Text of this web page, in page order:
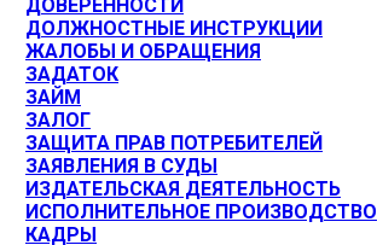
ДОВЕРЕННОСТИ
ДОЛЖНОСТНЫЕ ИНСТРУКЦИИ
ЖАЛОБЫ И ОБРАЩЕНИЯ
ЗАДАТОК
ЗАЙМ
ЗАЛОГ
ЗАЩИТА ПРАВ ПОТРЕБИТЕЛЕЙ
ЗАЯВЛЕНИЯ В СУДЫ
ИЗДАТЕЛЬСКАЯ ДЕЯТЕЛЬНОСТЬ
ИСПОЛНИТЕЛЬНОЕ ПРОИЗВОДСТВО
КАДРЫ